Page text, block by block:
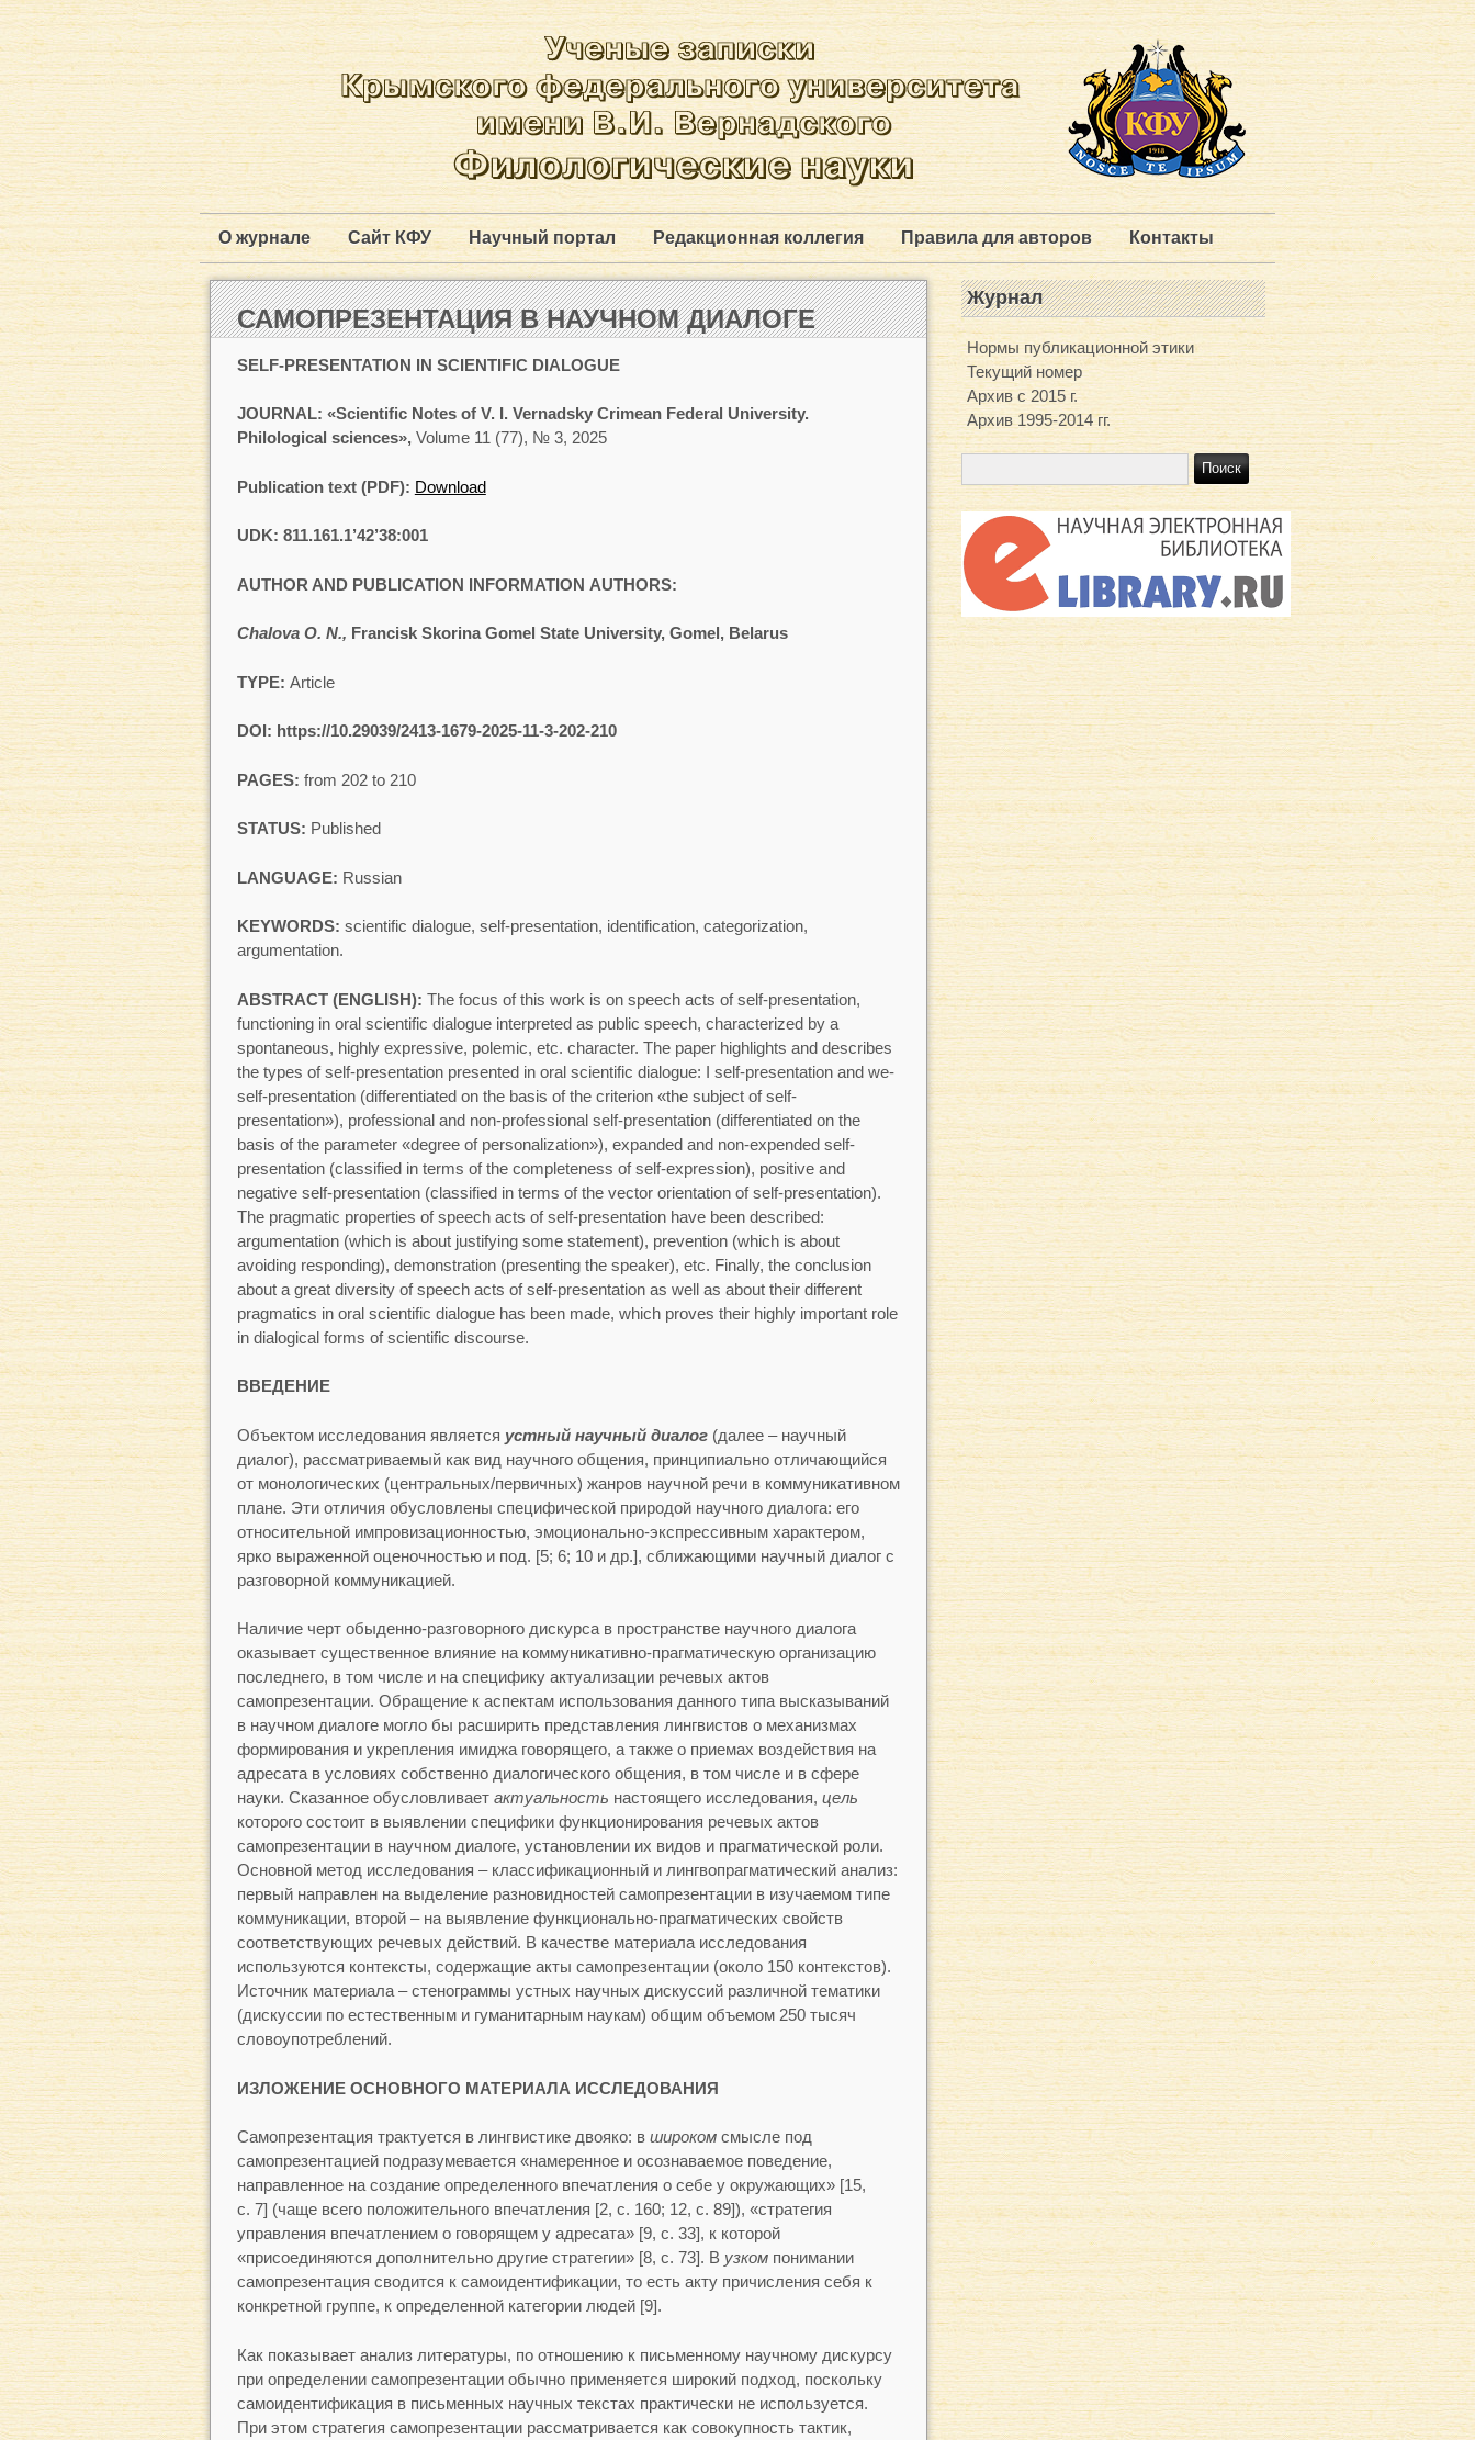
О журнале Сайт КФУ Научный портал Редакционная коллегия Правила для авторов Контакты
САМОПРЕЗЕНТАЦИЯ В НАУЧНОМ ДИАЛОГЕ
SELF-PRESENTATION IN SCIENTIFIC DIALOGUE
JOURNAL: «Scientific Notes of V. I. Vernadsky Crimean Federal University.
Philological sciences», Volume 11 (77), № 3, 2025
Publication text (PDF): Download
UDK: 811.161.1’42’38:001
AUTHOR AND PUBLICATION INFORMATION AUTHORS:
Chalova O. N., Francisk Skorina Gomel State University, Gomel, Belarus
TYPE: Article
DOI: https://10.29039/2413-1679-2025-11-3-202-210
PAGES: from 202 to 210
STATUS: Published
LANGUAGE: Russian
KEYWORDS: scientific dialogue, self-presentation, identification, categorization,
argumentation.
ABSTRACT (ENGLISH): The focus of this work is on speech acts of self-presentation,
functioning in oral scientific dialogue interpreted as public speech, characterized by a
spontaneous, highly expressive, polemic, etc. character. The paper highlights and describes
the types of self-presentation presented in oral scientific dialogue: I self-presentation and we-
self-presentation (differentiated on the basis of the criterion «the subject of self-
presentation»), professional and non-professional self-presentation (differentiated on the
basis of the parameter «degree of personalization»), expanded and non-expended self-
presentation (classified in terms of the completeness of self-expression), positive and
negative self-presentation (classified in terms of the vector orientation of self-presentation).
The pragmatic properties of speech acts of self-presentation have been described:
argumentation (which is about justifying some statement), prevention (which is about
avoiding responding), demonstration (presenting the speaker), etc. Finally, the conclusion
about a great diversity of speech acts of self-presentation as well as about their different
pragmatics in oral scientific dialogue has been made, which proves their highly important role
in dialogical forms of scientific discourse.
ВВЕДЕНИЕ
Объектом исследования является устный научный диалог (далее – научный
диалог), рассматриваемый как вид научного общения, принципиально отличающийся
от монологических (центральных/первичных) жанров научной речи в коммуникативном
плане. Эти отличия обусловлены специфической природой научного диалога: его
относительной импровизационностью, эмоционально-экспрессивным характером,
ярко выраженной оценочностью и под. [5; 6; 10 и др.], сближающими научный диалог с
разговорной коммуникацией.
Наличие черт обыденно-разговорного дискурса в пространстве научного диалога
оказывает существенное влияние на коммуникативно-прагматическую организацию
последнего, в том числе и на специфику актуализации речевых актов
самопрезентации. Обращение к аспектам использования данного типа высказываний
в научном диалоге могло бы расширить представления лингвистов о механизмах
формирования и укрепления имиджа говорящего, а также о приемах воздействия на
адресата в условиях собственно диалогического общения, в том числе и в сфере
науки. Сказанное обусловливает актуальность настоящего исследования, цель
которого состоит в выявлении специфики функционирования речевых актов
самопрезентации в научном диалоге, установлении их видов и прагматической роли.
Основной метод исследования – классификационный и лингвопрагматический анализ:
первый направлен на выделение разновидностей самопрезентации в изучаемом типе
коммуникации, второй – на выявление функционально-прагматических свойств
соответствующих речевых действий. В качестве материала исследования
используются контексты, содержащие акты самопрезентации (около 150 контекстов).
Источник материала – стенограммы устных научных дискуссий различной тематики
(дискуссии по естественным и гуманитарным наукам) общим объемом 250 тысяч
словоупотреблений.
ИЗЛОЖЕНИЕ ОСНОВНОГО МАТЕРИАЛА ИССЛЕДОВАНИЯ
Самопрезентация трактуется в лингвистике двояко: в широкомсмысле под
самопрезентацией подразумевается «намеренное и осознаваемое поведение,
направленное на создание определенного впечатления о себе у окружающих» [15,
с. 7] (чаще всего положительного впечатления [2, с. 160; 12, с. 89]), «стратегия
управления впечатлением о говорящем у адресата» [9, с. 33], к которой
«присоединяются дополнительно другие стратегии» [8, с. 73]. В узкомпонимании
самопрезентация сводится к самоидентификации, то есть акту причисления себя к
конкретной группе, к определенной категории людей [9].
Как показывает анализ литературы, по отношению к письменному научному дискурсу
при определении самопрезентации обычно применяется широкий подход, поскольку
самоидентификация в письменных научных текстах практически не используется.
При этом стратегия самопрезентации рассматривается как совокупность тактик,
Журнал
Нормы публикационной этики
Текущий номер
Архив с 2015 г.
Архив 1995-2014 гг.